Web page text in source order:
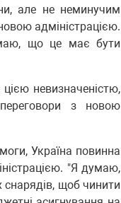
але не неминучим
адміністрацією.
що це має бути
невизначеністю,
з новою
Україна повинна
"Я думаю,
снарядів, щоб чинити